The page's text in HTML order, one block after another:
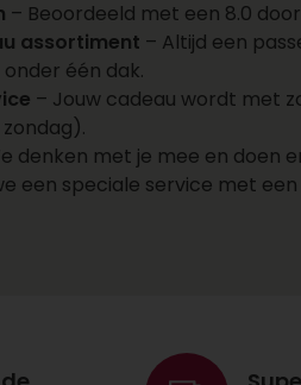
– Beoordeeld met een 8.0
assortiment – Altijd een
één dak.
– Jouw cadeau wordt met
denken met je mee en doen
een speciale service met een